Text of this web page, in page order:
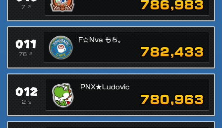
7 ↗ 786,983
011
76 ↗
F☆Nva もち。
782,433
012
2 ↘
PNX★Ludovic
780,963